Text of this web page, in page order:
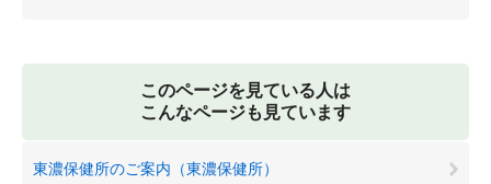
このページを見ている人は
こんなページも見ています
東濃保健所のご案内（東濃保健所）